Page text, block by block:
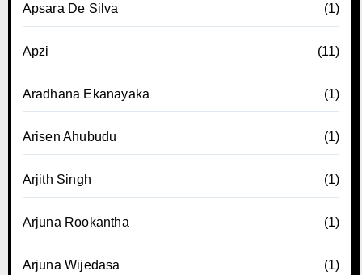
Apsara De Silva (1)
Apzi (11)
Aradhana Ekanayaka (1)
Arisen Ahubudu (1)
Arjith Singh (1)
Arjuna Rookantha (1)
Arjuna Wijedasa (1)